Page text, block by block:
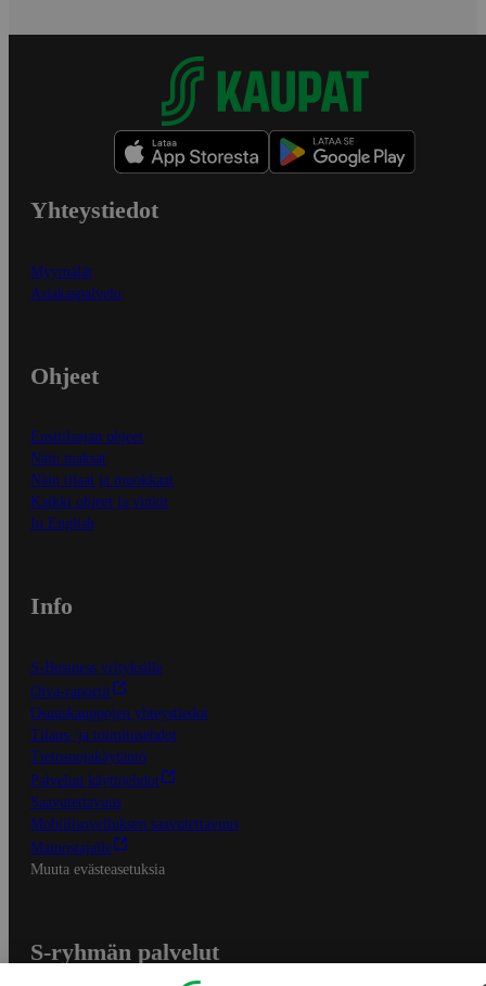
Yhteystiedot
Myymälät
Asiakaspalvelu
Ohjeet
Ensitilaajan ohjeet
Näin maksat
Näin tilaat ja muokkaat
Kaikki ohjeet ja vinkit
In English
Info
S-Business yrityksille
Oiva-raportit
Osuuskauppojen yhteystiedot
Tilaus- ja toimitusehdot
Tietosuojakäytäntö
Palvelun käyttöehdot
Saavutettavuus
Mobiilisovelluksen saavutettavuus
Mainostajalle
Muuta evästeasetuksia
S-ryhmän palvelut